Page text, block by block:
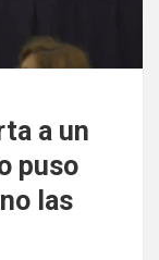
a un
puso
las